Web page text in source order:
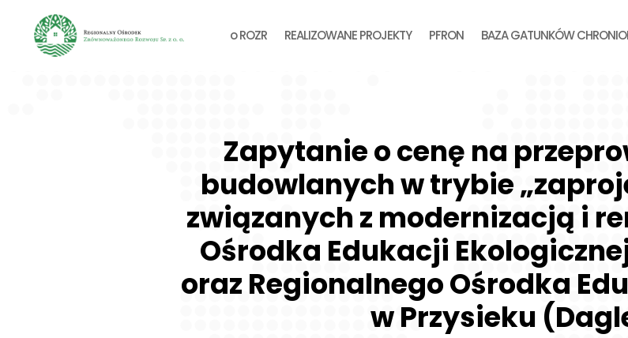
o ROZR REALIZOWANE PROJEKTY PFRON BAZA GATUNKÓW
Zapytanie o cenę na
budowlanych w trybie
związanych z modernizacją i
Ośrodka Edukacji
oraz Regionalnego Ośrodka
w Przysieku